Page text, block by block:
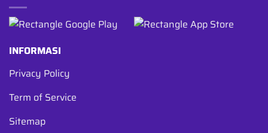
INFORMASI
Privacy Policy
Term of Service
Sitemap